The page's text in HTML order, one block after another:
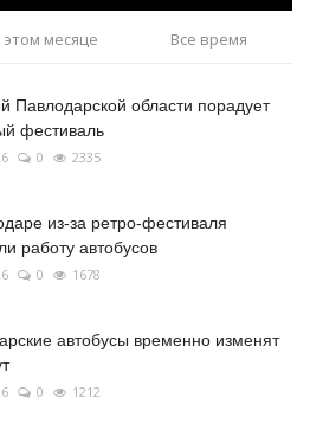
этом месяце Все время
Павлодарской области порадует
фестиваль
0 2335
из-за ретро-фестиваля
работу автобусов
0 1678
автобусы временно изменят
0 1212